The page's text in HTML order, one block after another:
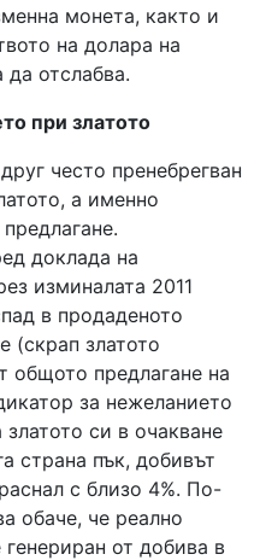
монета, както и
на долара на
да отслабва.
при златото
често пренебрегван
а именно
доклада на
изминалата 2011
в продаденото
(скрап златото
общото предлагане на
за нежеланието
си в очакване
страна пък, добивът
с близо 4%. По-
обаче, че реално
от добива в